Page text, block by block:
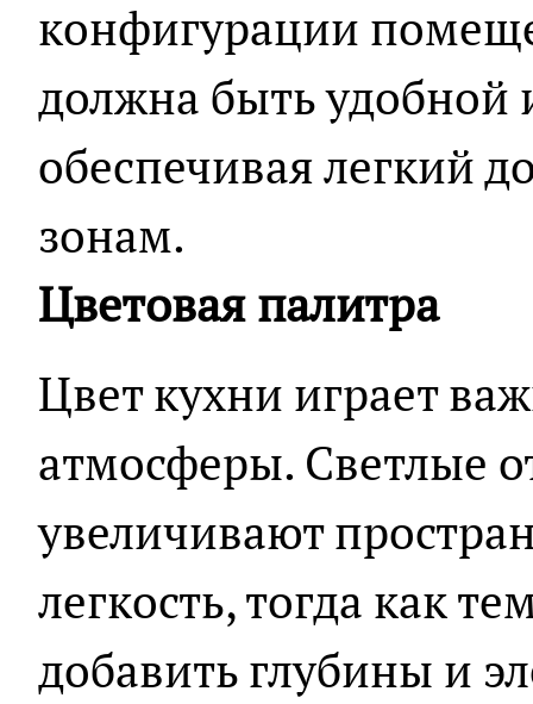
конфигурации
должна быть удобной
обеспечивая легкий
зонам.
Цветовая палитра
Цвет кухни играет
атмосферы. Светлые
увеличивают
легкость, тогда как
добавить глубины и